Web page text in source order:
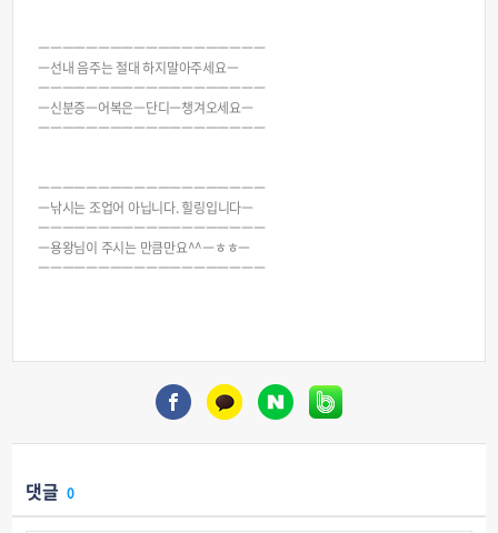
ㅡㅡㅡㅡㅡㅡㅡㅡㅡㅡㅡㅡㅡㅡㅡㅡㅡㅡㅡ
ㅡ선내 음주는 절대 하지말아주세요ㅡ
ㅡㅡㅡㅡㅡㅡㅡㅡㅡㅡㅡㅡㅡㅡㅡㅡㅡㅡㅡ
ㅡ신분증ㅡ어복은ㅡ단디ㅡ챙겨오세요ㅡ
ㅡㅡㅡㅡㅡㅡㅡㅡㅡㅡㅡㅡㅡㅡㅡㅡㅡㅡㅡ
ㅡㅡㅡㅡㅡㅡㅡㅡㅡㅡㅡㅡㅡㅡㅡㅡㅡㅡㅡ
ㅡ낚시는 조업어 아닙니다. 힐링입니다ㅡ
ㅡㅡㅡㅡㅡㅡㅡㅡㅡㅡㅡㅡㅡㅡㅡㅡㅡㅡㅡ
ㅡ용왕님이 주시는 만큼만요^^ㅡㅎㅎㅡ
ㅡㅡㅡㅡㅡㅡㅡㅡㅡㅡㅡㅡㅡㅡㅡㅡㅡㅡㅡ
댓글 0